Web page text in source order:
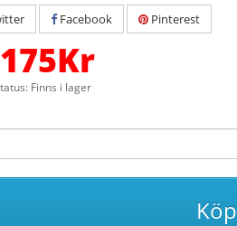
Facebook Pinterest
175Kr
Finns i lager
Köp